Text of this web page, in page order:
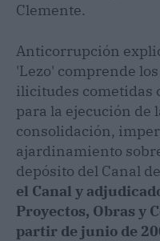
Clemente.
Anticorrupción
'Lezo' comprende
ilicitudes cometidas
para la ejecución de
consolidación,
ajardinamiento
depósito del Canal
el Canal y
Proyectos, Obras y
partir de junio de